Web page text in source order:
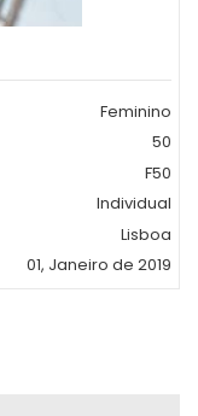
Feminino
50
F50
Individual
Lisboa
01, Janeiro de 2019